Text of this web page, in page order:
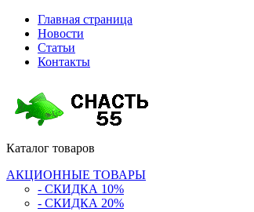
Главная страница
Новости
Статьи
Контакты
Каталог товаров
АКЦИОННЫЕ ТОВАРЫ
- СКИДКА 10%
- СКИДКА 20%